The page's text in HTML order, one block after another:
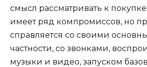
смысл рассматривать к
имеет ряд компромиссов, но
справляется со своими
частности, со звонками,
музыки и видео, запуском